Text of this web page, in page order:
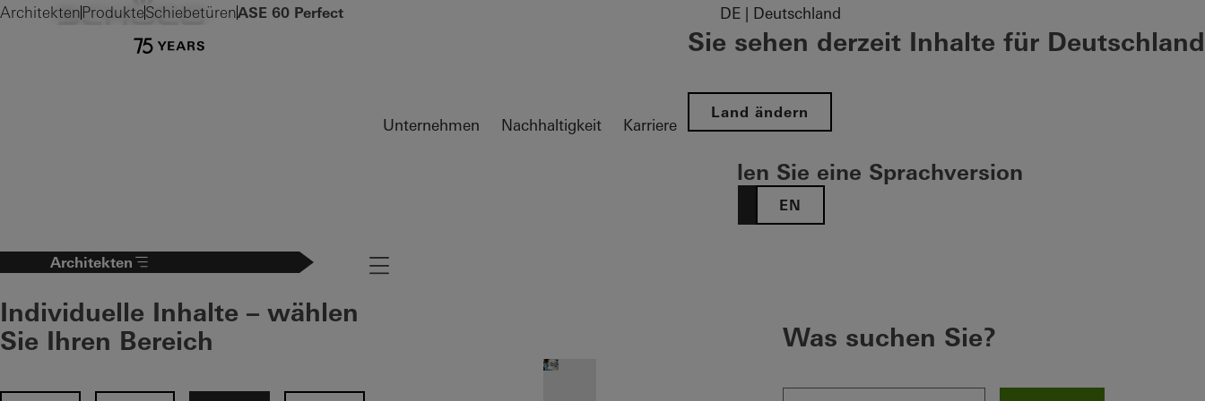
Unternehmen Nachhaltigkeit Karriere
DE | Deutschland
Sie sehen derzeit Inhalte für Deutschland
Land ändern
Wählen Sie eine Sprachversion
EN
Architekten
Individuelle Inhalte – wählen
Sie Ihren Bereich
Navigation öffnen
Was suchen Sie?
Architekten ProdukteSchiebetürenASE 60 Perfect